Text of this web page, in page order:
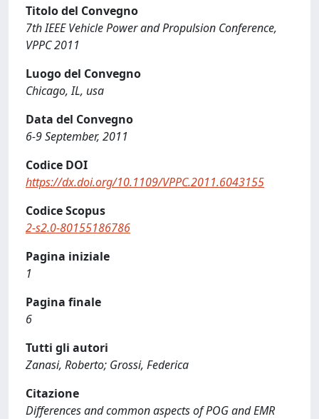
Titolo del Convegno
7th IEEE Vehicle Power and Propulsion Conference,
VPPC 2011
Luogo del Convegno
Chicago, IL, usa
Data del Convegno
6-9 September, 2011
Codice DOI
https://dx.doi.org/10.1109/VPPC.2011.6043155
Codice Scopus
2-s2.0-80155186786
Pagina iniziale
1
Pagina finale
6
Tutti gli autori
Zanasi, Roberto; Grossi, Federica
Citazione
Differences and common aspects of POG and EMR